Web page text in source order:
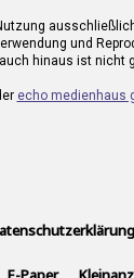
und
hinaus ist nicht
echo medienhaus